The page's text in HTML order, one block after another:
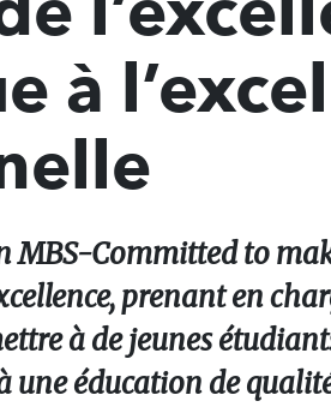
à
MBS-Committed to
prenant en
à de jeunes
une éducation de